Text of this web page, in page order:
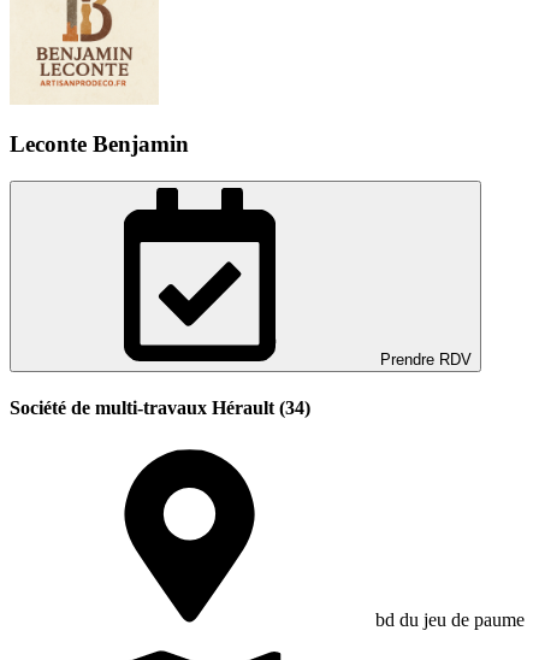
Leconte Benjamin
Prendre RDV
Société de multi-travaux Hérault (34)
bd du jeu de paume